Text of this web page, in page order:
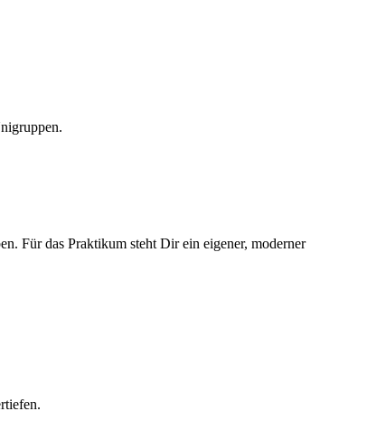
Für das Praktikum steht Dir ein eigener, moderner